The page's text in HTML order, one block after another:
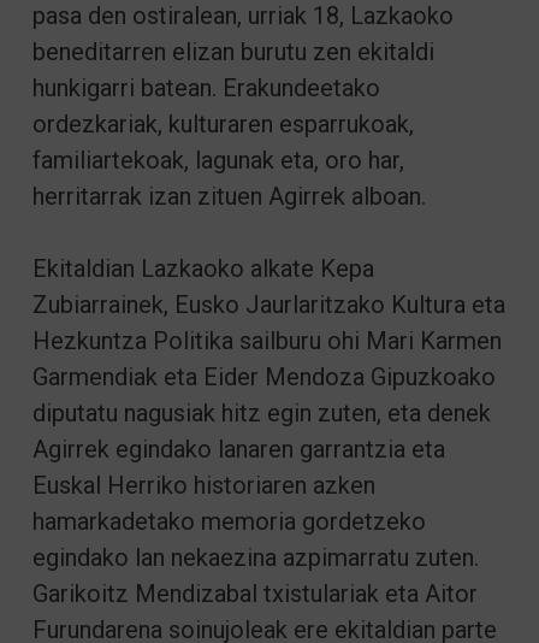
pasa den ostiralean, urriak 18, Lazkaoko
beneditarren elizan burutu zen ekitaldi
hunkigarri batean. Erakundeetako
ordezkariak, kulturaren esparrukoak,
familiartekoak, lagunak eta, oro har,
herritarrak izan zituen Agirrek alboan.
Ekitaldian Lazkaoko alkate Kepa
Zubiarrainek, Eusko Jaurlaritzako Kultura eta
Hezkuntza Politika sailburu ohi Mari Karmen
Garmendiak eta Eider Mendoza Gipuzkoako
diputatu nagusiak hitz egin zuten, eta denek
Agirrek egindako lanaren garrantzia eta
Euskal Herriko historiaren azken
hamarkadetako memoria gordetzeko
egindako lan nekaezina azpimarratu zuten.
Garikoitz Mendizabal txistulariak eta Aitor
Furundarena soinujoleak ere ekitaldian parte